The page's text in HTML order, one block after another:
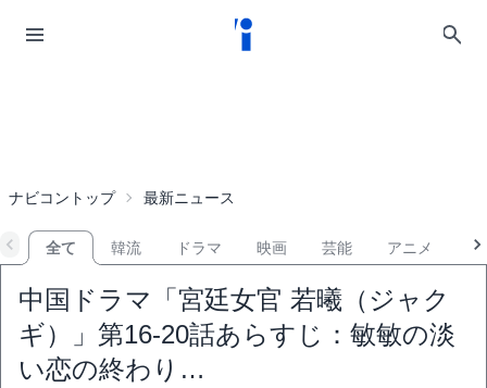
ナビコントップ 最新ニュース
全て 韓流 ドラマ 映画 芸能 アニメ
中国ドラマ「宮廷女官 若曦（ジャク
ギ）」第16-20話あらすじ：敏敏の淡
い恋の終わり…